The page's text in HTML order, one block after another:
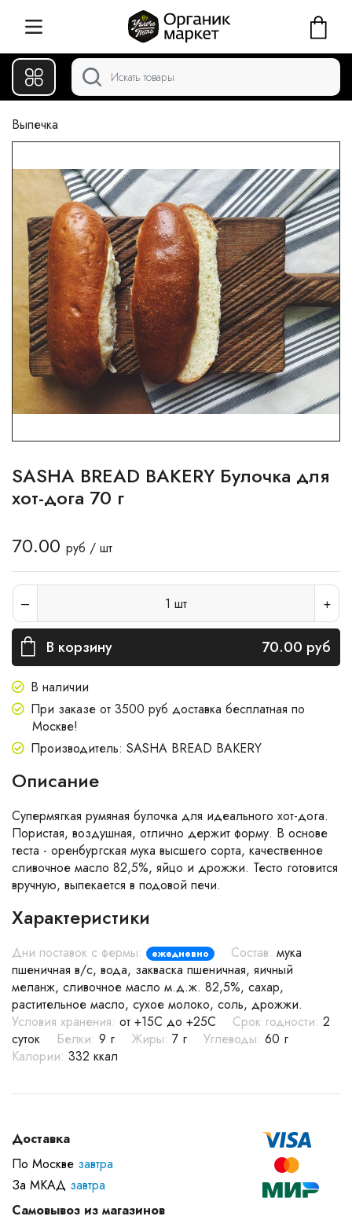
Выпечка
SASHA BREAD BAKERY Булочка для
хот-дога 70 г
70.00 руб / шт
1 шт
В корзину 70.00 руб
В наличии
При заказе от 3500 руб доставка бесплатная по
Москве!
Производитель: SASHA BREAD BAKERY
Описание
Супермягкая румяная булочка для идеального хот-дога.
Пористая, воздушная, отлично держит форму. В основе
теста - оренбургская мука высшего сорта, качественное
сливочное масло 82,5%, яйцо и дрожжи. Тесто готовится
вручную, выпекается в подовой печи.
Характеристики
Дни поставок с фермы: ежедневно Состав: мука
пшеничная в/с, вода, закваска пшеничная, яичный
меланж, сливочное масло м.д.ж. 82,5%, сахар,
растительное масло, сухое молоко, соль, дрожжи.
Условия хранения: от +15С до +25С Срок годности: 2
суток
Белки: 9 г Жиры: 7 г Углеводы: 60 г
Калории: 332 ккал
Доставка
По Москве завтра
За МКАД завтра
Самовывоз из магазинов